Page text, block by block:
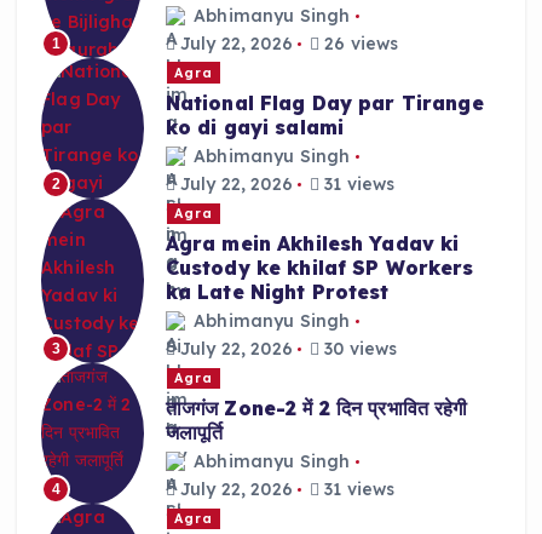
1
Abhimanyu Singh
July 22, 2026
26 views
2
Agra
National Flag Day par Tirange
ko di gayi salami
Abhimanyu Singh
July 22, 2026
31 views
3
Agra
Agra mein Akhilesh Yadav ki
Custody ke khilaf SP Workers
ka Late Night Protest
Abhimanyu Singh
July 22, 2026
30 views
4
Agra
ताजगंज Zone-2 में 2 दिन प्रभावित रहेगी
जलापूर्ति
Abhimanyu Singh
July 22, 2026
31 views
Agra